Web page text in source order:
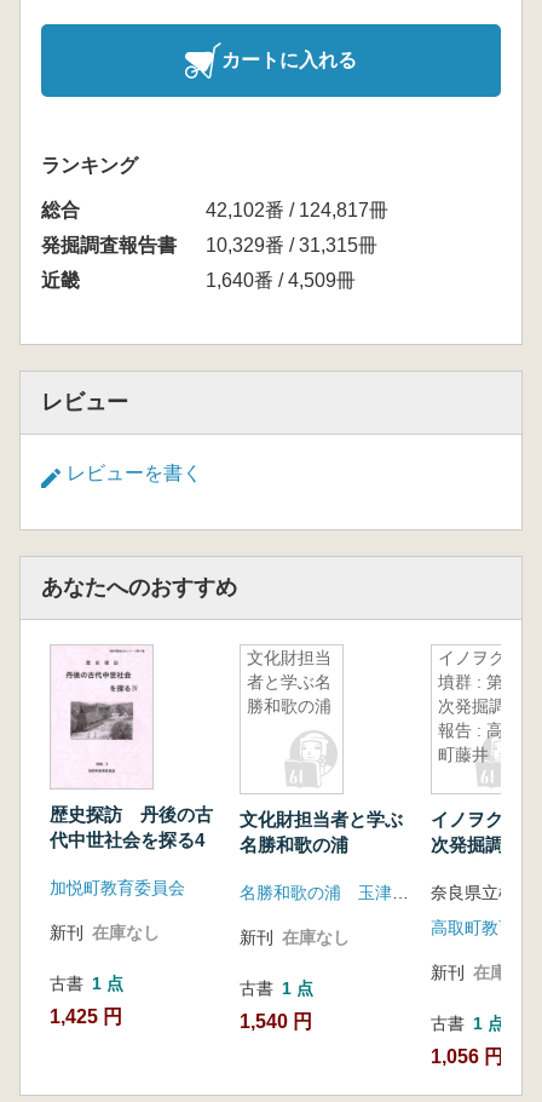
カートに入れる
ランキング
総合
42,102番 / 124,817冊
発掘調査報告書
10,329番 / 31,315冊
近畿
1,640番 / 4,509冊
レビュー
レビューを書く
あなたへのおすすめ
歴史探訪 丹後の古
代中世社会を探る4
加悦町教育委員会
新刊 在庫なし
古書 1 点
1,425 円
文化財担当
者と学ぶ名
勝和歌の浦
文化財担当者と学ぶ
名勝和歌の浦
新刊 在庫なし
古書 1 点
1,540 円
イノヲク古
墳群 : 第3
次発掘調査
報告 : 高取
町藤井
イノヲク古
次発掘調査
高取町教育委
新刊 在庫なし
古書 1 点
1,056 円